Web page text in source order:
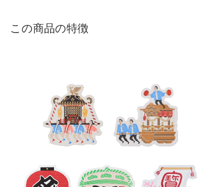
この商品の特徴